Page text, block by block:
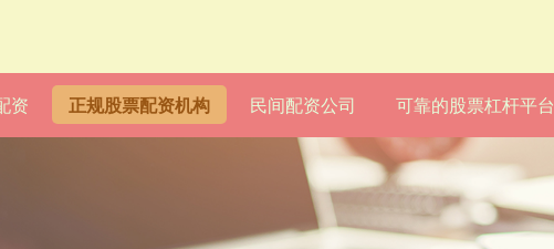
资 正规股票配资机构 民间配资公司 可靠的股票杠杆平台